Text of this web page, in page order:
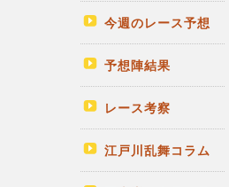
今週のレース予想
予想陣結果
レース考察
江戸川乱舞コラム